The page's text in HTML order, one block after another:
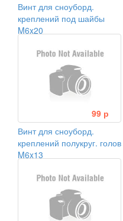
Винт для сноуборд.
креплений под шайбы
M6x20
99 р
Винт для сноуборд.
креплений полукруг. голов
M6x13